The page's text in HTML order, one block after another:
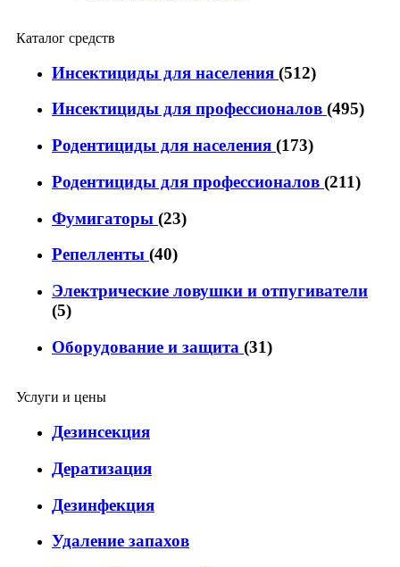
Каталог средств
Инсектициды для населения (512)
Инсектициды для профессионалов (495)
Родентициды для населения (173)
Родентициды для профессионалов (211)
Фумигаторы (23)
Репелленты (40)
Электрические ловушки и отпугиватели
(5)
Оборудование и защита (31)
Услуги и цены
Дезинсекция
Дератизация
Дезинфекция
Удаление запахов